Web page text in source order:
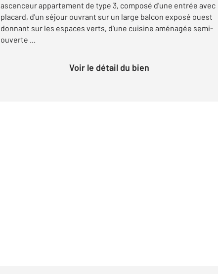
ascenceur appartement de type 3, composé d'une entrée avec
placard, d'un séjour ouvrant sur un large balcon exposé ouest
donnant sur les espaces verts, d'une cuisine aménagée semi-
ouverte ...
Voir le détail du bien